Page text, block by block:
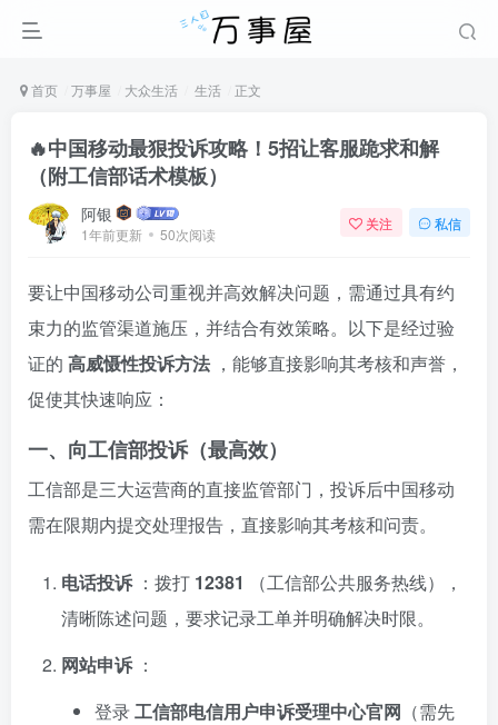
首页 万事屋 大众生活 生活 正文
🔥中国移动最狠投诉攻略！5招让客服跪求和解
（附工信部话术模板）
阿银
1年前更新 50次阅读
关注 私信
要让中国移动公司重视并高效解决问题，需通过具有约
束力的监管渠道施压，并结合有效策略。以下是经过验
证的 高威慑性投诉方法 ，能够直接影响其考核和声誉，
促使其快速响应：
一、向工信部投诉（最高效）
工信部是三大运营商的直接监管部门，投诉后中国移动
需在限期内提交处理报告，直接影响其考核和问责。
电话投诉 ：拨打 12381
（工信部公共服务热线），
清晰陈述问题，要求记录工单并明确解决时限。
网站申诉 ：
登录工信部电信用户申诉受理中心官网 （需先